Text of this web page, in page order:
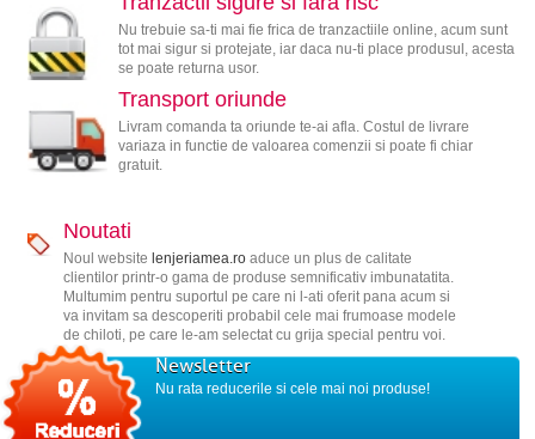
Nu trebuie sa-ti mai fie frica de tranzactiile online, acum sunt
tot mai sigur si protejate, iar daca nu-ti place produsul, acesta
se poate returna usor.
Transport oriunde
Livram comanda ta oriunde te-ai afla. Costul de livrare
variaza in functie de valoarea comenzii si poate fi chiar
gratuit.
Noutati
Noul website lenjeriamea.roaduce un plus de calitate
clientilor printr-o gama de produse semnificativ imbunatatita.
Multumim pentru suportul pe care ni l-ati oferit pana acum si
va invitam sa descoperiti probabil cele mai frumoase modele
de chiloti, pe care le-am selectat cu grija special pentru voi.
Newsletter
Nu rata reducerile si cele mai noi produse!